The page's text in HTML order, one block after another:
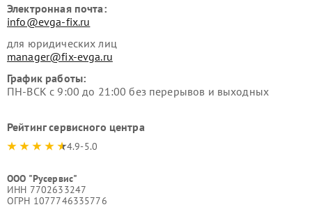
Электронная почта:
info@evga-fix.ru
для юридических лиц
manager@fix-evga.ru
График работы:
ПН-ВСК с 9:00 до 21:00 без перерывов и выходных
Рейтинг сервисного центра
4.9-5.0
ООО "Русервис"
ИНН 7702633247
ОГРН 1077746335776